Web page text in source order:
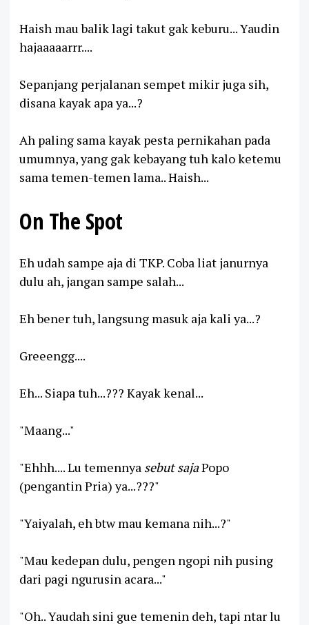
Haish mau balik lagi takut gak keburu... Yaudin
hajaaaaarrr....
Sepanjang perjalanan sempet mikir juga sih,
disana kayak apa ya...?
Ah paling sama kayak pesta pernikahan pada
umumnya, yang gak kebayang tuh kalo ketemu
sama temen-temen lama.. Haish...
On The Spot
Eh udah sampe aja di TKP. Coba liat janurnya
dulu ah, jangan sampe salah...
Eh bener tuh, langsung masuk aja kali ya...?
Greeengg....
Eh... Siapa tuh...??? Kayak kenal...
"Maang..."
"Ehhh.... Lu temennya sebut sajaPopo
(pengantin Pria) ya...???"
"Yaiyalah, eh btw mau kemana nih...?"
"Mau kedepan dulu, pengen ngopi nih pusing
dari pagi ngurusin acara..."
"Oh.. Yaudah sini gue temenin deh, tapi ntar lu